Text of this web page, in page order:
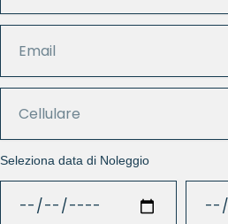
Seleziona data di Noleggio